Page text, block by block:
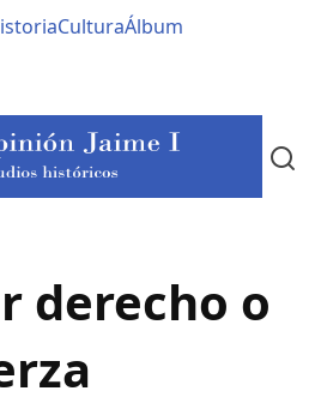
CulturaÁlbum
derecho o